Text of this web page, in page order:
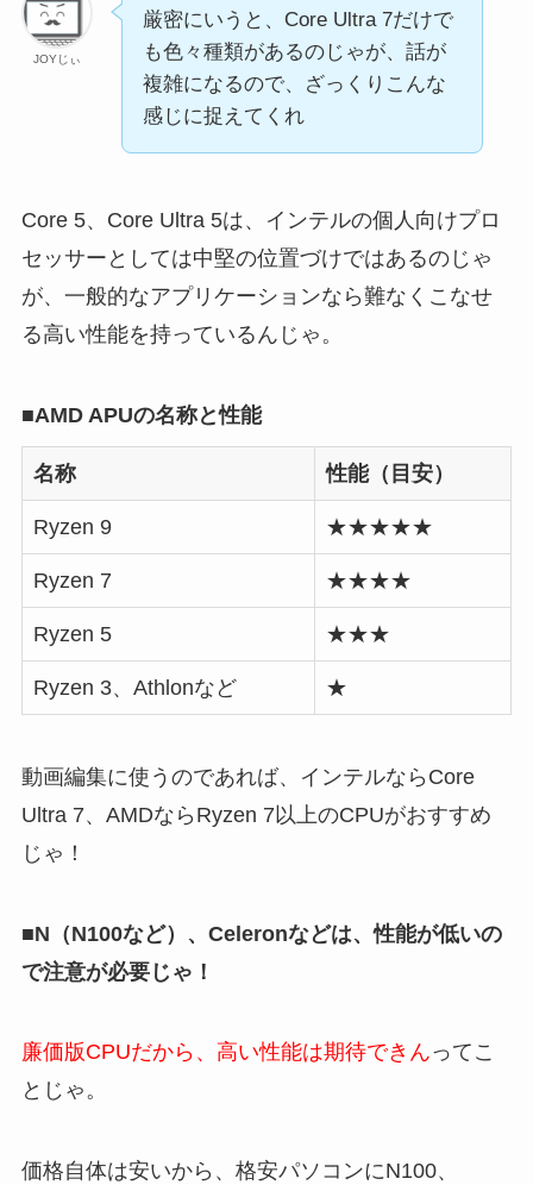
JOYじぃ
厳密にいうと、Core Ultra 7だけで
も色々種類があるのじゃが、話が
複雑になるので、ざっくりこんな
感じに捉えてくれ
Core 5、Core Ultra 5は、インテルの個人向けプロ
セッサーとしては中堅の位置づけではあるのじゃ
が、一般的なアプリケーションなら難なくこなせ
る高い性能を持っているんじゃ。
■AMD APUの名称と性能
名称 性能（目安）
Ryzen 9 ★★★★★
Ryzen 7 ★★★★
Ryzen 5 ★★★
Ryzen 3、Athlonなど ★
動画編集に使うのであれば、インテルならCore
Ultra 7、AMDならRyzen 7以上のCPUがおすすめ
じゃ！
■N（N100など）、Celeronなどは、性能が低いの
で注意が必要じゃ！
廉価版CPUだから、高い性能は期待できんってこ
とじゃ。
価格自体は安いから、格安パソコンにN100、